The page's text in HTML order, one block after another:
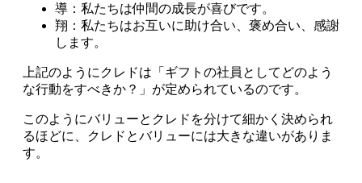
導：私たちは仲間の成長が喜びです。
翔：私たちはお互いに助け合い、褒め合い、感謝
します。
上記のようにクレドは「ギフトの社員としてどのよう
な行動をすべきか？」が定められているのです。
このようにバリューとクレドを分けて細かく決められ
るほどに、クレドとバリューには大きな違いがありま
す。